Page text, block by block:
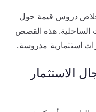
دروس قيمة حول
الساحلية. هذه القصص
استثمارية مدروسة.
الاستثمار